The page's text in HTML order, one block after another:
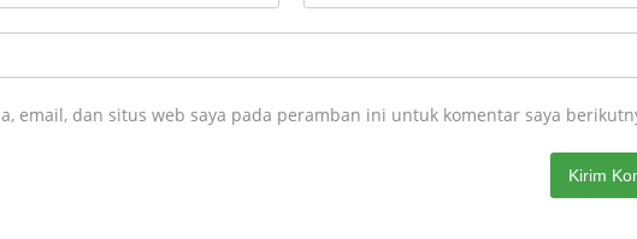
email, dan situs web saya pada peramban ini untuk komentar saya